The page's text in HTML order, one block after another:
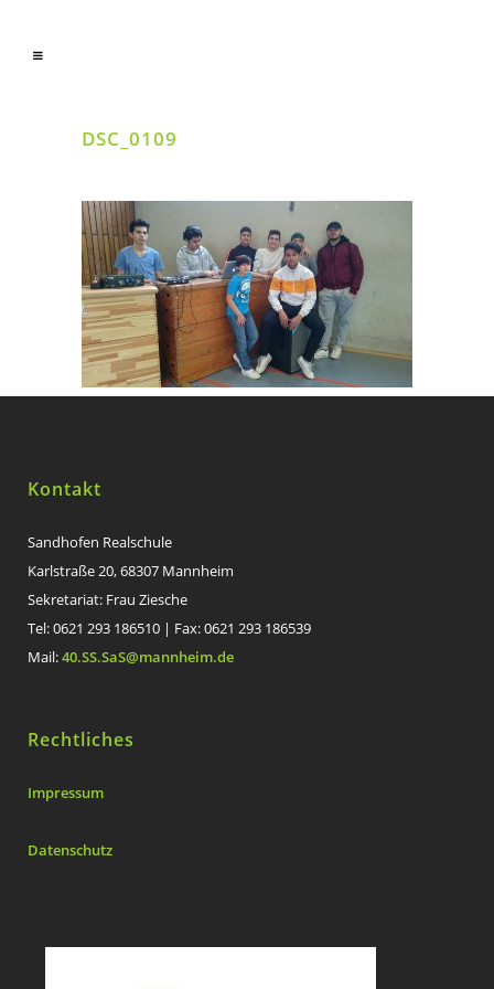
DSC_0109
Kontakt
Sandhofen Realschule
Karlstraße 20, 68307 Mannheim
Sekretariat: Frau Ziesche
Tel: 0621 293 186510 | Fax: 0621 293 186539
Mail:40.SS.SaS@mannheim.de
Rechtliches
Impressum
Datenschutz